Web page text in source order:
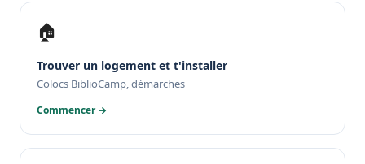
🏠
Trouver un logement et t'installer
Colocs BiblioCamp, démarches
Commencer →